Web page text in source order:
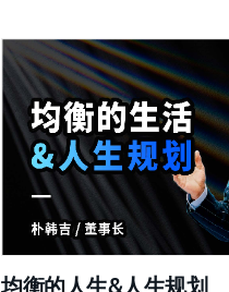
均衡的人生&人生规划